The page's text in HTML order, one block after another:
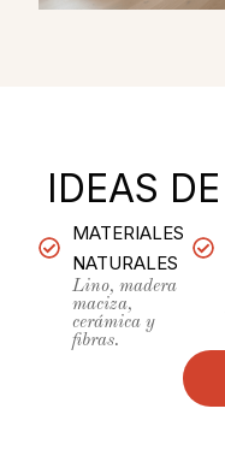
IDEAS DE
MATERIALES
NATURALES
Lino, madera
maciza,
cerámica y
fibras.